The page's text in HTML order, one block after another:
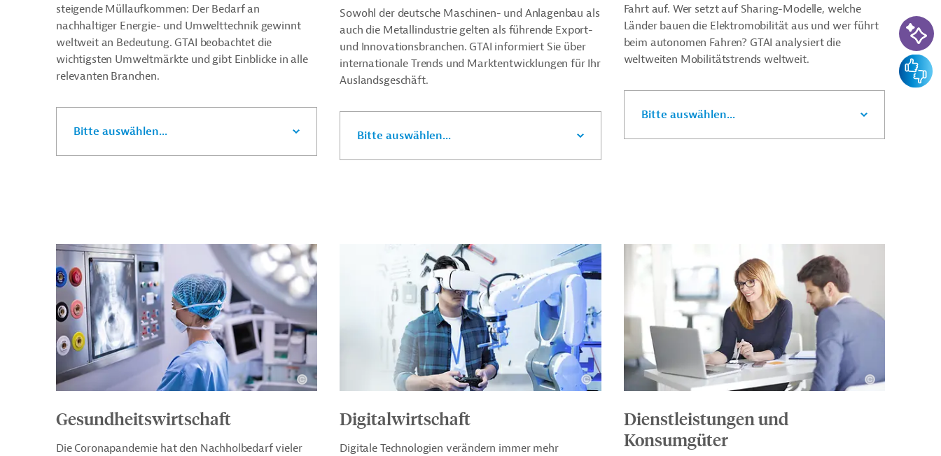
steigende Müllaufkommen: Der Bedarf an
nachhaltiger Energie- und Umwelttechnik gewinnt
weltweit an Bedeutung. GTAI beobachtet die
wichtigsten Umweltmärkte und gibt Einblicke in alle
relevanten Branchen.
Bitte auswählen...
Sowohl der deutsche Maschinen- und Anlagenbau als
auch die Metallindustrie gelten als führende Export-
und Innovationsbranchen. GTAI informiert Sie über
internationale Trends und Marktentwicklungen für Ihr
Auslandsgeschäft.
Bitte auswählen...
Fahrt auf. Wer setzt auf Sharing-Modelle, welche
Länder bauen die Elektromobilität aus und wer führt
beim autonomen Fahren? GTAI analysiert die
weltweiten Mobilitätstrends weltweit.
Bitte auswählen...
Gesundheitswirtschaft
Die Coronapandemie hat den Nachholbedarf vieler
Digitalwirtschaft
Digitale Technologien verändern immer mehr
Dienstleistungen und
Konsumgüter
KI-